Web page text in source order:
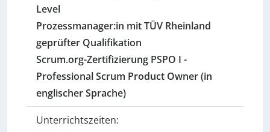
Level
Prozessmanager:in mit TÜV Rheinland
geprüfter Qualifikation
Scrum.org-Zertifizierung PSPO I -
Professional Scrum Product Owner (in
englischer Sprache)
Unterrichtszeiten: